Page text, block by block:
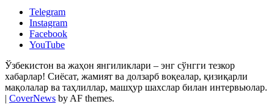
Telegram
Instagram
Facebook
YouTube
Ўзбекистон ва жаҳон янгиликлари – энг сўнгги тезкор
хабарлар! Сиёсат, жамият ва долзарб воқеалар, қизиқарли
мақолалар ва таҳлиллар, машҳур шахслар билан интервьюлар.
| CoverNews by AF themes.